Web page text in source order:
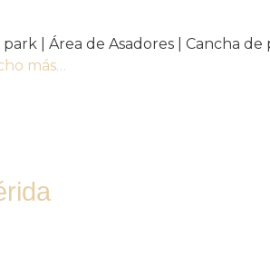
park | Área de Asadores | Cancha
más…